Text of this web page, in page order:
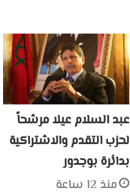
عبد السلام عيلا مرشحاً
لحزب التقدم والاشتراكية
بدائرة بوجدور
منذ 12 ساعة